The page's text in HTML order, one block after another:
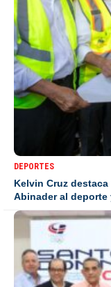
DEPORTES
Kelvin Cruz
Abinader al deporte